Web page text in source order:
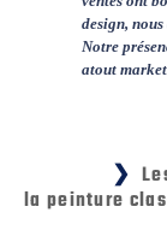
design,
Notre
atout
la peinture